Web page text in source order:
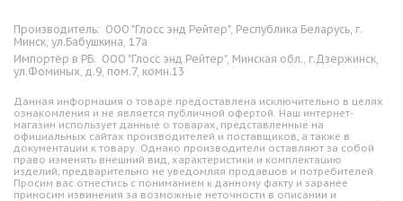
Производитель: ООО "Глосс энд Рейтер", Республика Беларусь, г.
Минск, ул.Бабушкина, 17а
Импортёр в РБ: ООО "Глосс энд Рейтер", Минская обл., г.Дзержинск,
ул.Фоминых, д.9, пом.7, комн.13
Данная информация о товаре предоставлена исключительно в целях
ознакомления и не является публичной офертой. Наш интернет-
магазин использует данные о товарах, представленные на
официальных сайтах производителей и поставщиков, а также в
документации к товару. Однако производители оставляют за собой
право изменять внешний вид, характеристики и комплектацию
изделий, предварительно не уведомляя продавцов и потребителей.
Просим вас отнестись с пониманием к данному факту и заранее
приносим извинения за возможные неточности в описании и